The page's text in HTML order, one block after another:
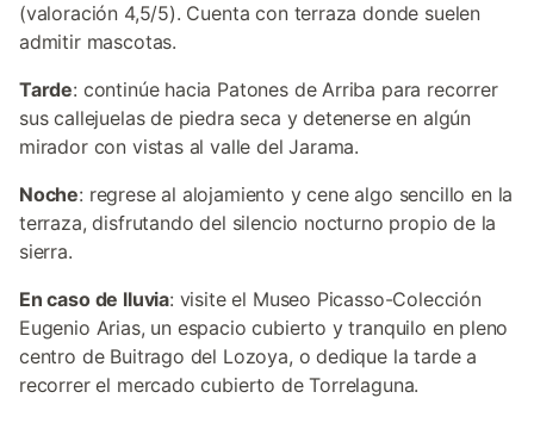
(valoración 4,5/5). Cuenta con terraza donde suelen
admitir mascotas.
Tarde: continúe hacia Patones de Arriba para recorrer
sus callejuelas de piedra seca y detenerse en algún
mirador con vistas al valle del Jarama.
Noche: regrese al alojamiento y cene algo sencillo en la
terraza, disfrutando del silencio nocturno propio de la
sierra.
En caso de lluvia: visite el Museo Picasso-Colección
Eugenio Arias, un espacio cubierto y tranquilo en pleno
centro de Buitrago del Lozoya, o dedique la tarde a
recorrer el mercado cubierto de Torrelaguna.